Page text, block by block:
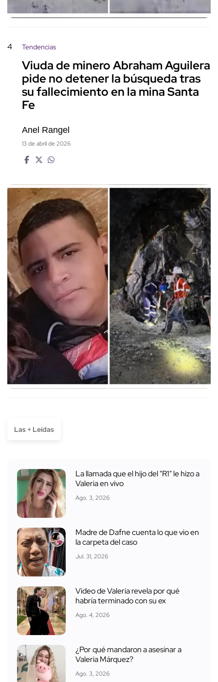
4 Tendencias
Viuda de minero Abraham Aguilera
pide no detener la búsqueda tras
su fallecimiento en la mina Santa
Fe
Anel Rangel
13 de abril de 2026
Las + Leídas
La llamada que el hijo del "R1" le hizo a
Valeria en vivo
Ago. 3, 2026
Madre de Dafne cuenta lo que vio en
la carpeta del caso
Jul. 31, 2026
Video de Valeria revela por qué
habría terminado con su ex
Ago. 4, 2026
¿Por qué mandaron a asesinar a
Valeria Márquez?
Ago. 3, 2026